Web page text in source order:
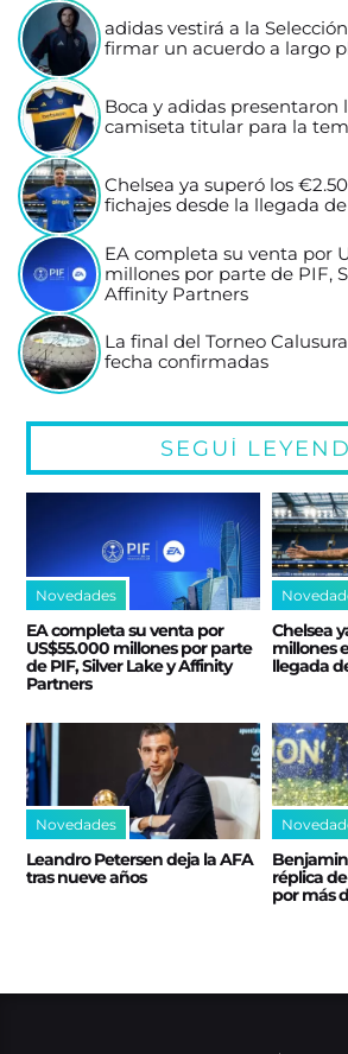
adidas vestirá a la
firmar un acuerdo a largo
Boca y adidas presentaron
camiseta titular para la
Chelsea ya superó los
fichajes desde la llegada
EA completa su venta por
millones por parte de PIF,
Affinity Partners
La final del Torneo
fecha confirmadas
SEGUÍ
Novedades
EA completa su venta por
US$55.000 millones por parte
de PIF, Silver Lake y Affinity
Partners
Chelsea
millones
llegada
Novedades
Leandro Petersen deja la AFA
tras nueve años
réplica
por más